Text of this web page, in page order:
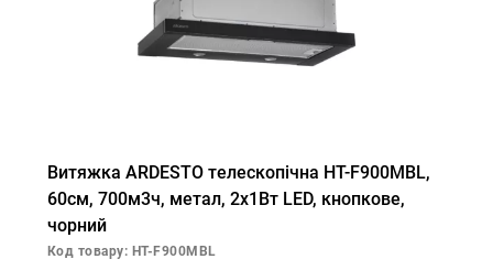
Витяжка ARDESTO телескопічна HT-F900MBL,
60см, 700м3ч, метал, 2х1Вт LED, кнопкове,
чорний
Код товару: HT-F900MBL